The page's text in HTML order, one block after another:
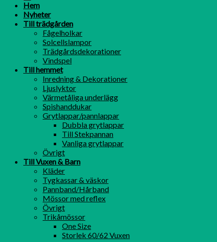
Hem
Nyheter
Till trädgården
Fågelholkar
Solcellslampor
Trädgårdsdekorationer
Vindspel
Till hemmet
Inredning & Dekorationer
Ljuslyktor
Värmetåliga underlägg
Spishanddukar
Grytlappar/pannlappar
Dubbla grytlappar
Till Stekpannan
Vanliga grytlappar
Övrigt
Till Vuxen & Barn
Kläder
Tygkassar & väskor
Pannband/Hårband
Mössor med reflex
Övrigt
Trikåmössor
One Size
Storlek 60/62 Vuxen